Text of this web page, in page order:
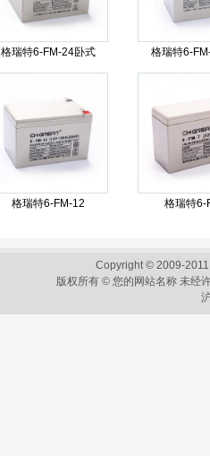
格瑞特6-FM-24卧式 格瑞特6-
格瑞特6-FM-12 格瑞特6-
Copyright © 2009-
版权所有 © 您的网站名称 未经